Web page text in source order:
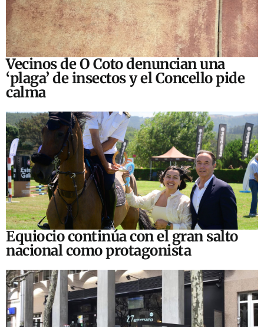
Vecinos de O Coto denuncian una
‘plaga’ de insectos y el Concello pide
calma
Equiocio continúa con el gran salto
nacional como protagonista